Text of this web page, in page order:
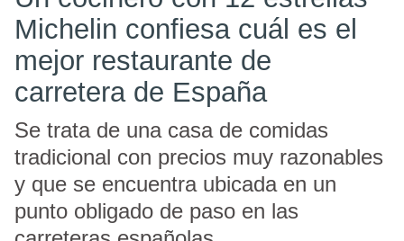
Michelin confiesa cuál es el
mejor restaurante de
carretera de España
Se trata de una casa de comidas
tradicional con precios muy razonables
y que se encuentra ubicada en un
punto obligado de paso en las